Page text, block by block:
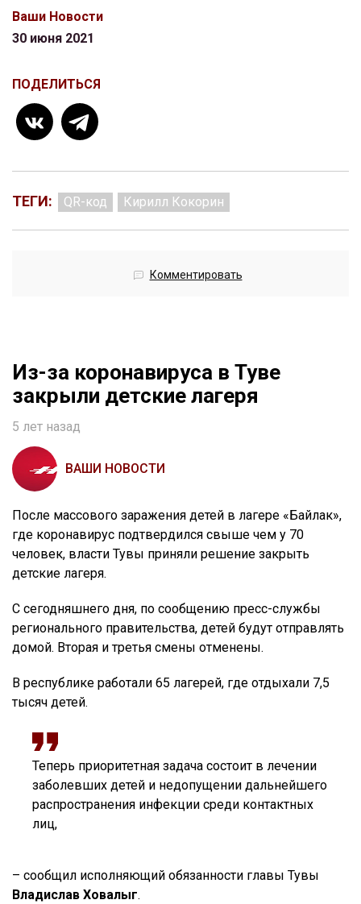
Ваши Новости
30 июня 2021
ПОДЕЛИТЬСЯ
ТЕГИ: QR-код Кирилл Кокорин
Комментировать
Из-за коронавируса в Туве
закрыли детские лагеря
5 лет назад
ВАШИ НОВОСТИ
После массового заражения детей в лагере «Байлак»,
где коронавирус подтвердился свыше чем у 70
человек, власти Тувы приняли решение закрыть
детские лагеря.
С сегодняшнего дня, по сообщению пресс-службы
регионального правительства, детей будут отправлять
домой. Вторая и третья смены отменены.
В республике работали 65 лагерей, где отдыхали 7,5
тысяч детей.
Теперь приоритетная задача состоит в лечении
заболевших детей и недопущении дальнейшего
распространения инфекции среди контактных
лиц,
– сообщил исполняющий обязанности главы Тувы
Владислав Ховалыг.